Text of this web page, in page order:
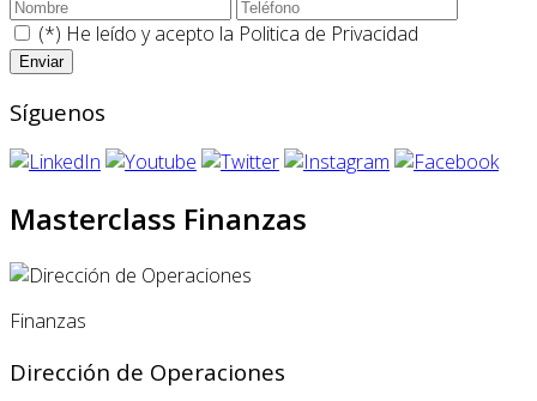
(*) He leído y acepto la Politica de Privacidad
Síguenos
Masterclass Finanzas
Finanzas
Dirección de Operaciones